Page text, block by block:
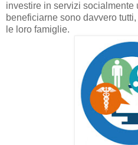
investire in servizi socialmente
beneficiarne sono davvero
le loro famiglie.